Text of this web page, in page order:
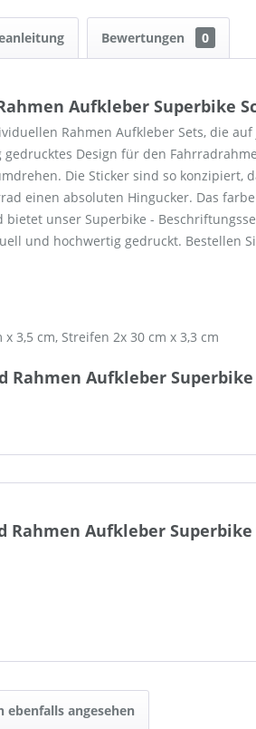
Bewertungen 0
Aufkleber Superbike
Rahmen Aufkleber Sets, die
Design für den
Die Sticker sind so
einen absoluten Hingucker. Das
unser Superbike -
und hochwertig gedruckt. Bestellen
3,5 cm, Streifen 2x 30 cm x 3,3 cm
Rahmen Aufkleber
Aufkleber
ebenfalls angesehen